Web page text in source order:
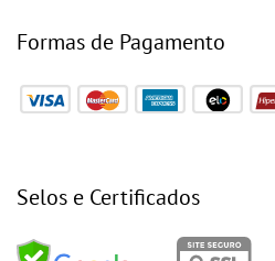
Formas de Pagamento
Selos e Certificados